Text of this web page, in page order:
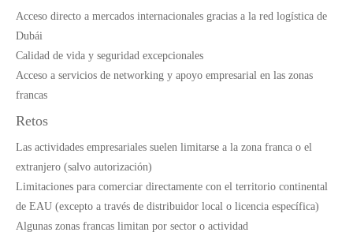
Acceso directo a mercados internacionales gracias a la red logística de
Dubái
Calidad de vida y seguridad excepcionales
Acceso a servicios de networking y apoyo empresarial en las zonas
francas
Retos
Las actividades empresariales suelen limitarse a la zona franca o el
extranjero (salvo autorización)
Limitaciones para comerciar directamente con el territorio continental
de EAU (excepto a través de distribuidor local o licencia específica)
Algunas zonas francas limitan por sector o actividad